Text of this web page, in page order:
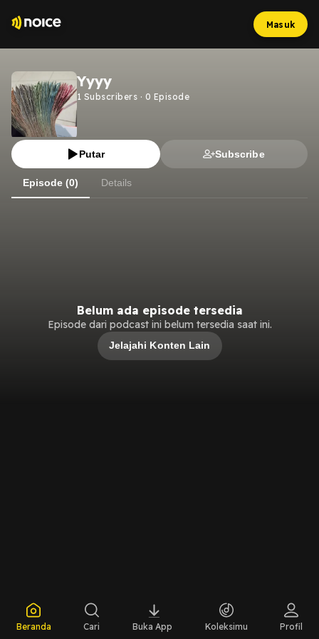
Masuk
Yyyy
1 Subscribers · 0 Episode
Putar Subscribe
Episode (0) Details
Belum ada episode tersedia
Episode dari podcast ini belum tersedia saat ini.
Jelajahi Konten Lain
Beranda Cari Buka App Koleksimu Profil